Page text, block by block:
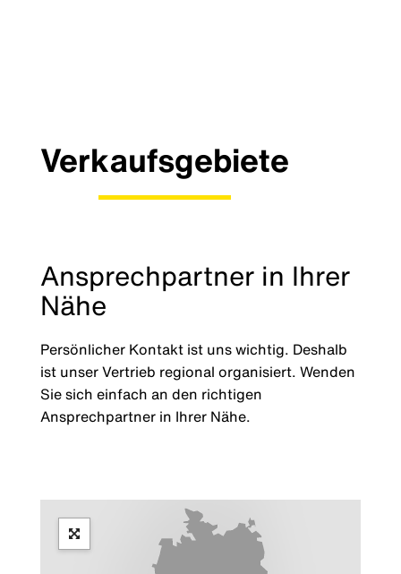
Verkaufsgebiete
Ansprechpartner in Ihrer
Nähe
Persönlicher Kontakt ist uns wichtig. Deshalb
ist unser Vertrieb regional organisiert. Wenden
Sie sich einfach an den richtigen
Ansprechpartner in Ihrer Nähe.